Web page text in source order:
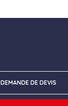
DEMANDE DE DEVIS